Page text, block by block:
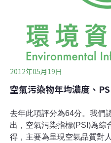
2012年05月19日
空氣污染物年均濃度、
去年此項評分為64分。我們
出，空氣污染指標(PSI)為綜
得，主要為呈現空氣品質對